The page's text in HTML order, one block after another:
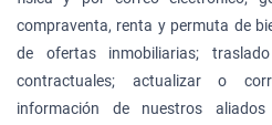
compraventa, renta y permuta de
de ofertas inmobiliarias;
contractuales; actualizar o
información de nuestros aliados